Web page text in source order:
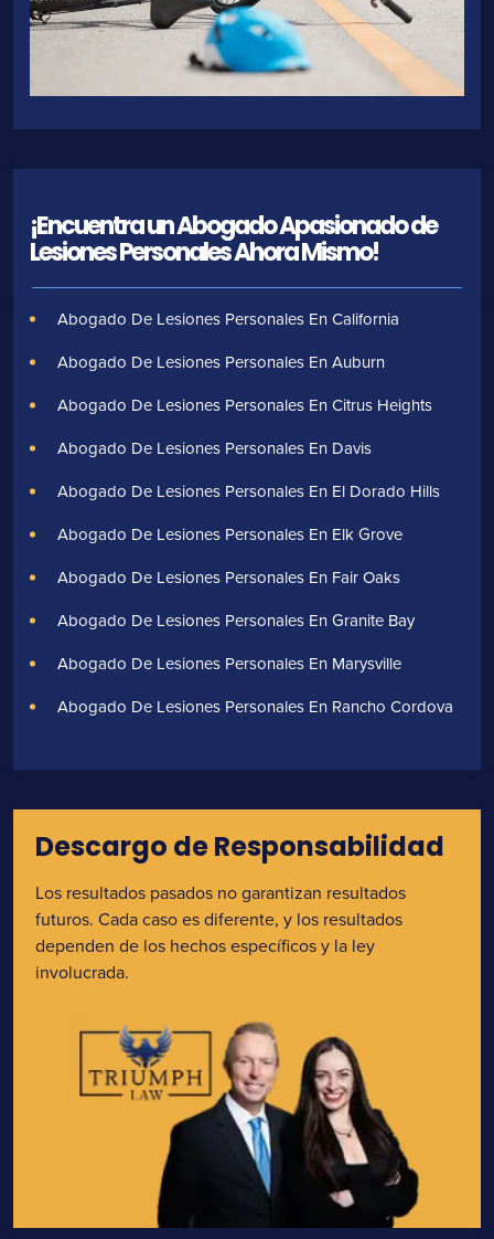
¡Encuentra un Abogado Apasionado de
Lesiones Personales Ahora Mismo!
Abogado De Lesiones Personales En California
Abogado De Lesiones Personales En Auburn
Abogado De Lesiones Personales En Citrus Heights
Abogado De Lesiones Personales En Davis
Abogado De Lesiones Personales En El Dorado Hills
Abogado De Lesiones Personales En Elk Grove
Abogado De Lesiones Personales En Fair Oaks
Abogado De Lesiones Personales En Granite Bay
Abogado De Lesiones Personales En Marysville
Abogado De Lesiones Personales En Rancho Cordova
Descargo de Responsabilidad
Los resultados pasados no garantizan resultados
futuros. Cada caso es diferente, y los resultados
dependen de los hechos específicos y la ley
involucrada.